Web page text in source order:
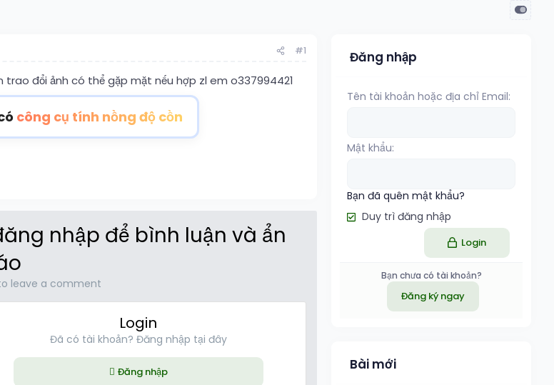
#1
trao đổi ảnh có thể gặp mặt nếu hợp zl em o337994421
công cụ tính nồng độ cồn
nhập để bình luận và ẩn
leave a comment
Login
Đã có tài khoản? Đăng nhập tại đây
Đăng nhập
Đăng nhập
Tên tài khoản hoặc địa chỉ Email
Mật khẩu
Bạn đã quên mật khẩu?
Duy trì đăng nhập
Login
Bạn chưa có tài khoản?
Đăng ký ngay
Bài mới